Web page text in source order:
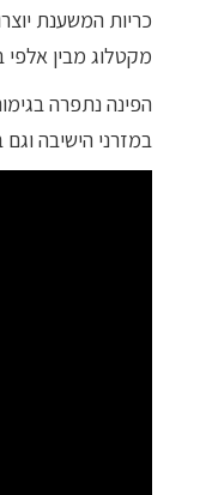
כריות המשענת
מקטלוג מבין אלפי
הפינה נתפרה
במזרני הישיבה